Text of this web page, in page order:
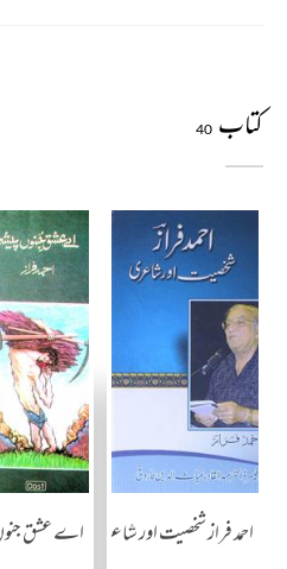
کتاب 40
احمد فراز شخصیت اور شاعری اے عشق